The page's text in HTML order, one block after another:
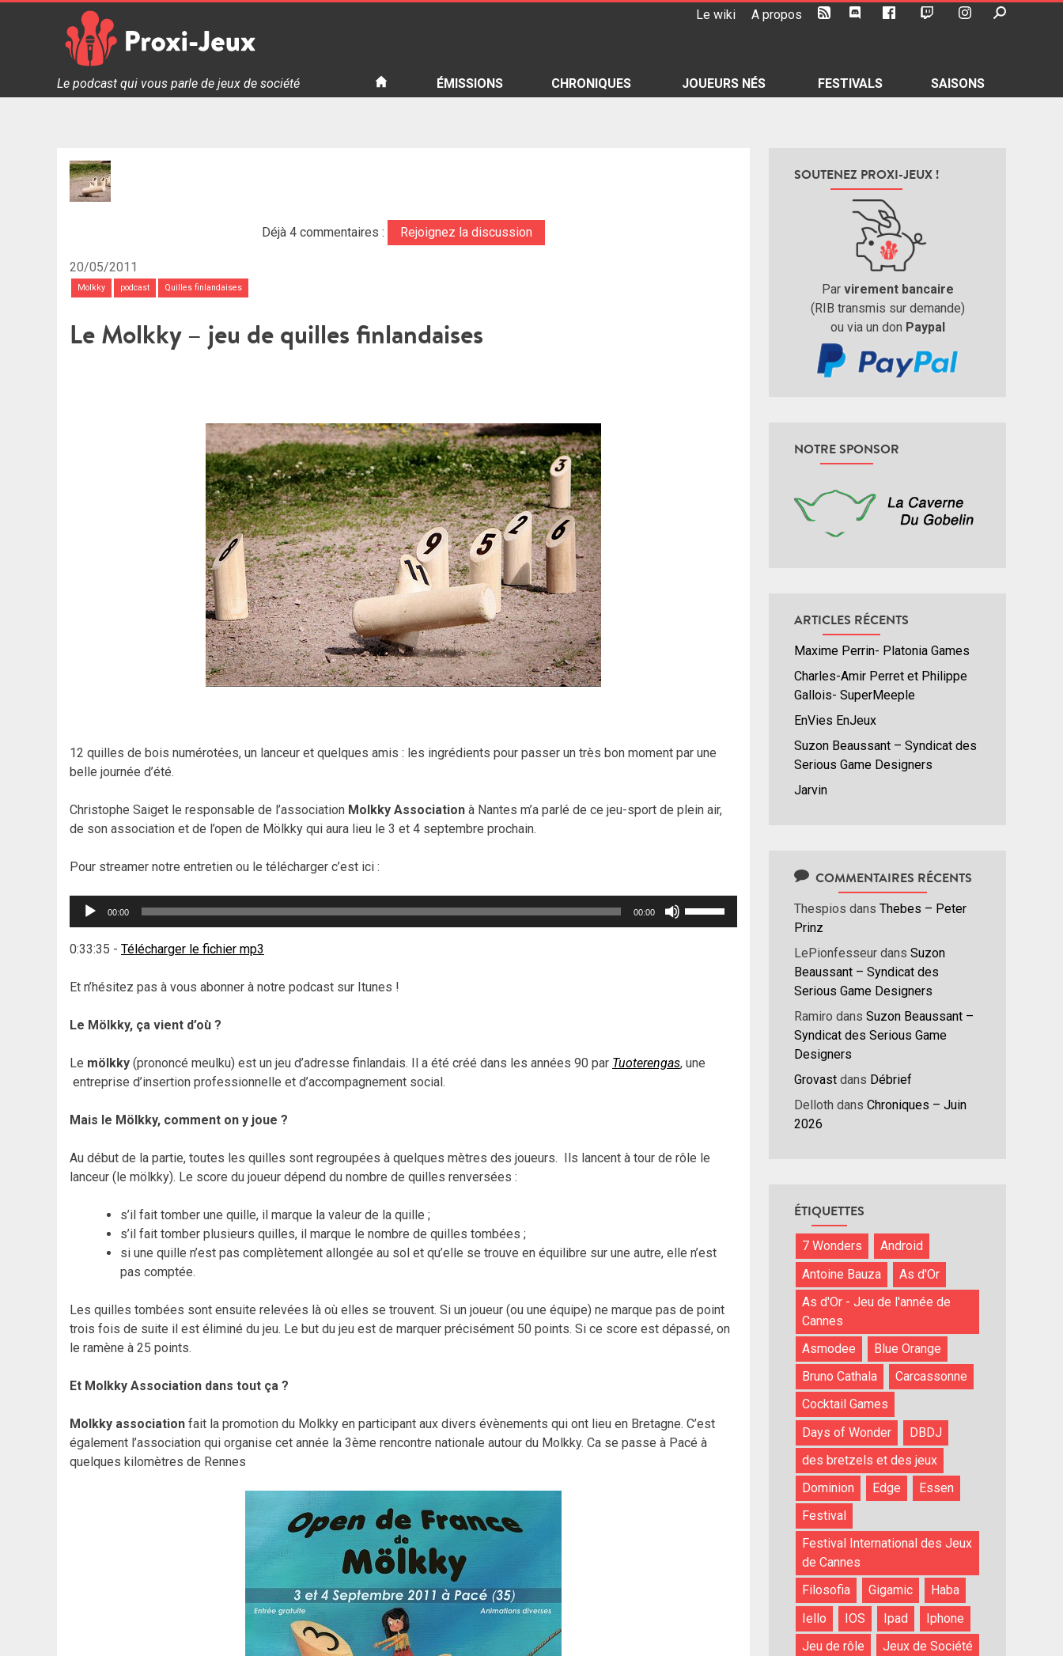
Le wiki A propos
Proxi Jeux - Le podcast qui vous parle de jeux de société
Le podcast qui vous parle de jeux de société ÉMISSIONS CHRONIQUES JOUEURS NÉS FESTIVALS SAISONS
Déjà 4 commentaires : Rejoignez la discussion
20/05/2011
Molkky podcast Quilles finlandaises
Le Molkky – jeu de quilles finlandaises
12 quilles de bois numérotées, un lanceur et quelques amis : les ingrédients pour passer un très bon moment par une
belle journée d’été.
Christophe Saiget le responsable de l’association Molkky Association à Nantes m’a parlé de ce jeu-sport de plein air,
de son association et de l’open de Mölkky qui aura lieu le 3 et 4 septembre prochain.
Pour streamer notre entretien ou le télécharger c’est ici :
Lecteur
00:00 00:00
0:33:35 - Télécharger le fichier mp3
Et n’hésitez pas à vous abonner à notre podcast sur Itunes !
Le Mölkky, ça vient d’où ?
Le mölkky (prononcé meulku) est un jeu d’adresse finlandais. Il a été créé dans les années 90 par Tuoterengas, une
entreprise d’insertion professionnelle et d’accompagnement social.
Mais le Mölkky, comment on y joue ?
Au début de la partie, toutes les quilles sont regroupées à quelques mètres des joueurs. Ils lancent à tour de rôle le
lanceur (le mölkky). Le score du joueur dépend du nombre de quilles renversées :
s’il fait tomber une quille, il marque la valeur de la quille ;
s’il fait tomber plusieurs quilles, il marque le nombre de quilles tombées ;
si une quille n’est pas complètement allongée au sol et qu’elle se trouve en équilibre sur une autre, elle n’est
pas comptée.
Les quilles tombées sont ensuite relevées là où elles se trouvent. Si un joueur (ou une équipe) ne marque pas de point
trois fois de suite il est éliminé du jeu. Le but du jeu est de marquer précisément 50 points. Si ce score est dépassé, on
le ramène à 25 points.
Et Molkky Association dans tout ça ?
Molkky association fait la promotion du Molkky en participant aux divers évènements qui ont lieu en Bretagne. C’est
également l’association qui organise cet année la 3ème rencontre nationale autour du Molkky. Ca se passe à Pacé à
quelques kilomètres de Rennes
SOUTENEZ PROXI-JEUX !
Par virement bancaire
(RIB transmis sur demande)
ou via un don Paypal
NOTRE SPONSOR
ARTICLES RÉCENTS
Maxime Perrin- Platonia Games
Charles-Amir Perret et Philippe
Gallois- SuperMeeple
EnVies EnJeux
Suzon Beaussant – Syndicat des
Serious Game Designers
Jarvin
COMMENTAIRES RÉCENTS
Thespios dans Thebes – Peter
Prinz
LePionfesseur dans Suzon
Beaussant – Syndicat des
Serious Game Designers
Ramiro dans Suzon Beaussant –
Syndicat des Serious Game
Designers
Grovast dans Débrief
Delloth dans Chroniques – Juin
2026
ÉTIQUETTES
7 Wonders
Android
Antoine Bauza
As d'Or
As d'Or - Jeu de l'année de
Cannes
Asmodee
Blue Orange
Bruno Cathala
Carcassonne
Cocktail Games
Days of Wonder
DBDJ
des bretzels et des jeux
Dominion
Edge
Essen
Festival
Festival International des Jeux
de Cannes
Filosofia
Gigamic
Haba
Iello
IOS Ipad
Iphone
Jeu de rôle
Jeux de Société